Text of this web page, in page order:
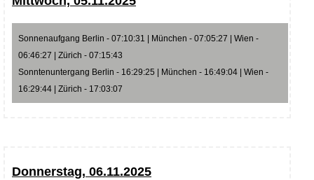
Sonnenaufgang Berlin - 07:10:31 | München - 07:05:27 | Wien -
06:46:27 | Zürich - 07:15:43
Sonntenuntergang Berlin - 16:29:25 | München - 16:49:04 | Wien -
16:29:44 | Zürich - 17:03:07
Donnerstag, 06.11.2025